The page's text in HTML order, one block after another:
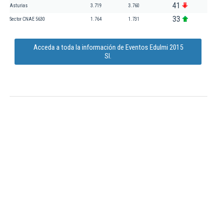
Asturias 3.719 3.760 41
Sector CNAE 5630 1.764 1.731 33
Acceda a toda la información de Eventos Edulmi 2015
Sl.